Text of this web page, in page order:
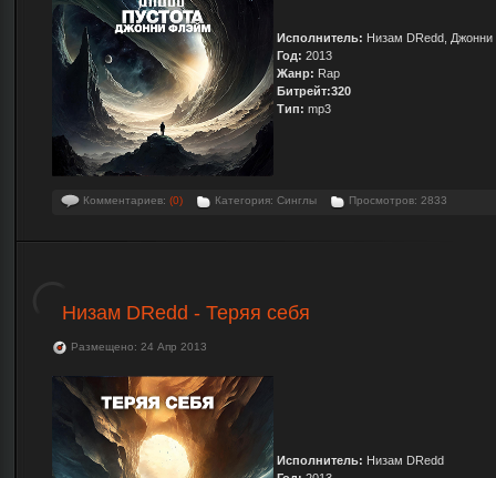
Исполнитель: Низам DRedd,
Год: 2013
Жанр: Rap
Битрейт:320
Тип: mp3
Комментариев: (0) Категория: Синглы Просмотров: 2833
Низам DRedd - Теряя себя
Размещено: 24 Апр 2013
Исполнитель: Низам DRedd